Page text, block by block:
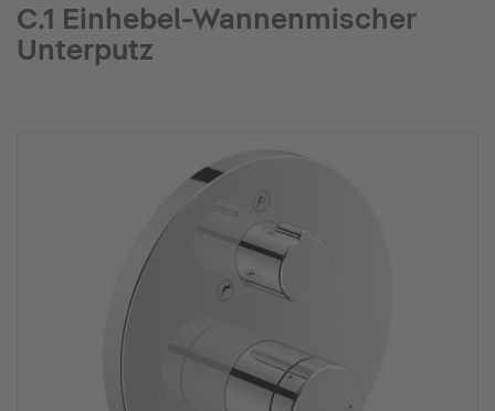
C.1 Einhebel-Wannenmischer
Unterputz